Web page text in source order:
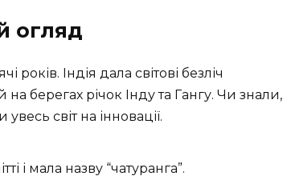
огляд
Індія дала світові безліч
берегах річок Інду та Гангу. Чи знали,
світ на інновації.
і мала назву “чатуранга”.